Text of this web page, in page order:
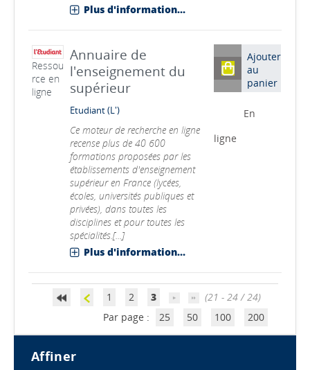
Plus d'information...
Ressou
rce en
ligne
Annuaire de
l'enseignement du
supérieur
Etudiant (L')
Ce moteur de recherche en ligne
recense plus de 40 600
formations proposées par les
établissements d'enseignement
supérieur en France (lycées,
écoles, universités publiques et
privées), dans toutes les
disciplines et pour toutes les
spécialités.[...]
Plus d'information...
Ajouter
au
panier
En
ligne
1 2 3
(21 - 24 / 24)
Par page :
25 50 100 200
affiner